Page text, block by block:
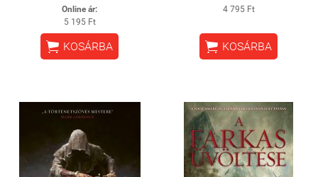
Online ár:
5 195 Ft
 KOSÁRBA
4 795 Ft
 KOSÁRBA